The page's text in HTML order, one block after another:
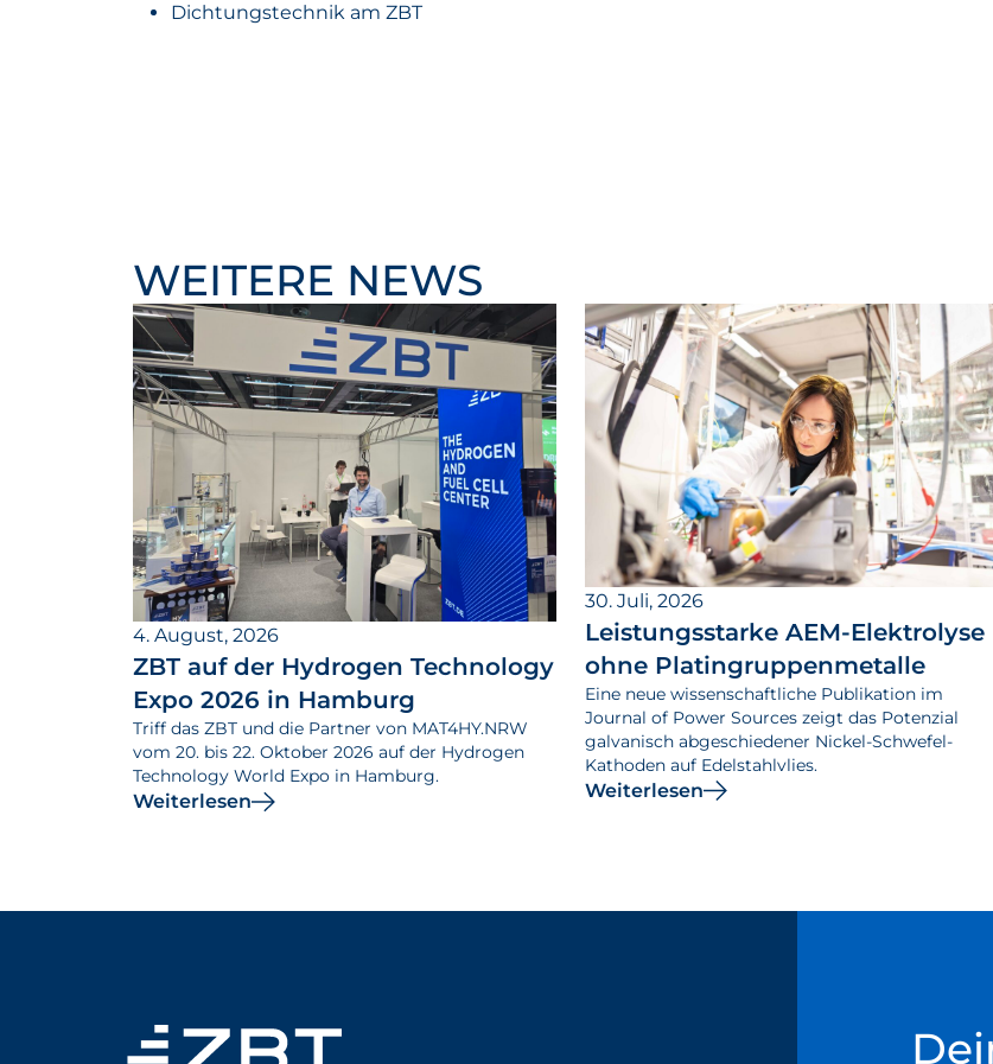
Dichtungstechnik am ZBT
WEITERE NEWS
4. August, 2026
ZBT auf der Hydrogen Technology
Expo 2026 in Hamburg
Triff das ZBT und die Partner von MAT4HY.NRW
vom 20. bis 22. Oktober 2026 auf der Hydrogen
Technology World Expo in Hamburg.
Weiterlesen
30. Juli, 2026
Leistungsstarke AEM-Elektrolyse
ohne Platingruppenmetalle
Eine neue wissenschaftliche Publikation im
Journal of Power Sources zeigt das Potenzial
galvanisch abgeschiedener Nickel-Schwefel-
Kathoden auf Edelstahlvlies.
Weiterlesen